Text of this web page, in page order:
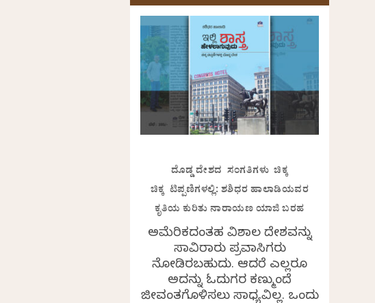
ದೊಡ್ಡ ದೇಶದ ಸಂಗತಿಗಳು ಚಿಕ್ಕ
ಚಿಕ್ಕ ಟಿಪ್ಪಣಿಗಳಲ್ಲಿ: ಶಶಿಧರ ಹಾಲಾಡಿಯವರ
ಕೃತಿಯ ಕುರಿತು ನಾರಾಯಣ ಯಾಜಿ ಬರಹ
ಅಮೆರಿಕದಂತಹ ವಿಶಾಲ ದೇಶವನ್ನು
ಸಾವಿರಾರು ಪ್ರವಾಸಿಗರು
ನೋಡಿರಬಹುದು. ಆದರೆ ಎಲ್ಲರೂ
ಅದನ್ನು ಓದುಗರ ಕಣ್ಮುಂದೆ
ಜೀವಂತಗೊಳಿಸಲು ಸಾಧ್ಯವಿಲ್ಲ. ಒಂದು